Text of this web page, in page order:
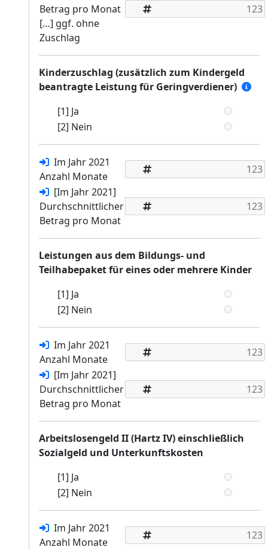
Betrag pro Monat
[…] ggf. ohne
Zuschlag
Kinderzuschlag (zusätzlich zum Kindergeld
beantragte Leistung für Geringverdiener)
[1] Ja
[2] Nein
Im Jahr 2021
Anzahl Monate
[Im Jahr 2021]
Durchschnittlicher
Betrag pro Monat
Leistungen aus dem Bildungs- und
Teilhabepaket für eines oder mehrere Kinder
[1] Ja
[2] Nein
Im Jahr 2021
Anzahl Monate
[Im Jahr 2021]
Durchschnittlicher
Betrag pro Monat
Arbeitslosengeld II (Hartz IV) einschließlich
Sozialgeld und Unterkunftskosten
[1] Ja
[2] Nein
Im Jahr 2021
Anzahl Monate